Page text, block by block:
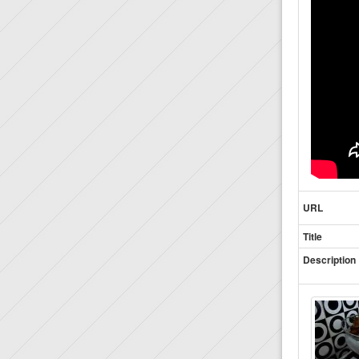
URL
Title
Description